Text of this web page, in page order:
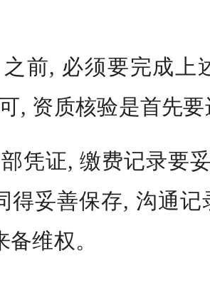
前, 必须要完成上
, 资质核验是首先
凭证, 缴费记录要
得妥善保存, 沟通
维权。